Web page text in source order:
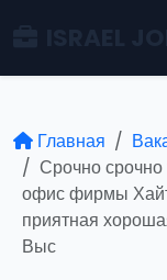
Главная
Срочно срочно
офис фирмы
приятная
Выс